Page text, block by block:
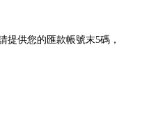
提供您的匯款帳號末5碼，